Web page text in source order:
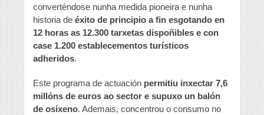
converténdose nunha medida pioneira e nunha
historia de éxito de principio a fin esgotando en
12 horas as 12.300 tarxetas dispoñibles e con
case 1.200 establecementos turísticos
adheridos.
Este programa de actuación permitiu inxectar 7,6
millóns de euros ao sector e supuxo un balón
de osíxeno. Ademais, concentrou o consumo no